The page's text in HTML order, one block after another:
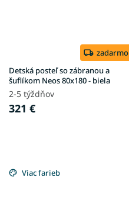
zadarmo
Detská posteľ so zábranou a
šuflíkom Neos 80x180 - biela
2-5 týždňov
321 €
Viac farieb